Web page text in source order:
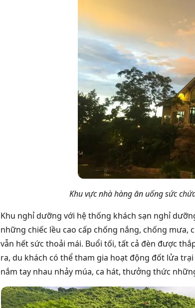
Khu vực nhà hàng ăn uốngsức
Khu nghỉ dưỡng với hệ thống khách sạn nghỉ
những chiếc lều cao cấp chống nắng, chống
vẫn hết sức thoải mái. Buổi tối, tất cả đèn được
ra, du khách có thể tham gia hoạt động đốt lửa
nắm tay nhau nhảy múa, ca hát, thưởng thức